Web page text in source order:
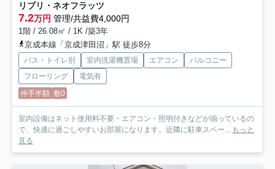
リブリ・ネオフラッツ
7.2万円 管理/共益費4,000円
1階 / 26.08㎡ / 1K /築3年
京成本線「京成津田沼」駅 徒歩8分
バス・トイレ別 室内洗濯機置場 エアコン
バルコニー
フローリング
電気有
仲手半額 敷0
室内設備はネット使用料不要・エアコン・照明付きなどが揃っているの
で、快適に過ごしやすいお部屋になります。近隣に駐車スペー... もっと
見る